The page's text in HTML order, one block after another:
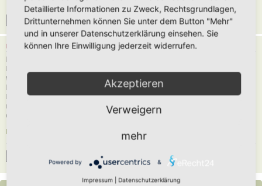
REGISTRIEREN
weitere Funktionen zuzugreifen. Die Board-Administration kann registrierten
Benutzern auch zusätzliche Berechtigungen zuweisen. Beachte bitte unsere
Nutzungsbedingungen und die verwandten Regelungen, bevor du dich
registrierst. Bitte beachte auch die jeweiligen Forenregeln, wenn du dich in
diesem Board bewegst.
Datenschutzerklärung
Detaillierte Informationen zu Zweck, Rechtsgrundlagen,
Drittunternehmen können Sie unter dem Button "Mehr"
und in unserer Datenschutzerklärung einsehen. Sie
können Ihre Einwilligung jederzeit widerrufen.
Akzeptieren
Verweigern
mehr
Powered by &
Impressum Datenschutzerklärung